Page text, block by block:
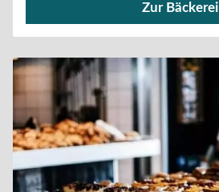
Verkauf von Brötchen,
Zur Bäckerei